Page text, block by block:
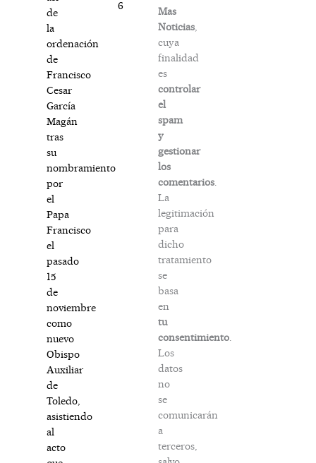
de
la
ordenación
de
Francisco
Cesar
García
Magán
tras
su
nombramiento
por
el
Papa
Francisco
el
pasado
15
de
noviembre
como
nuevo
Obispo
Auxiliar
de
Toledo,
asistiendo
al
acto
6
Mas
Noticias,
cuya
finalidad
es
controlar
el
spam
y
gestionar
los
comentarios.
La
legitimación
para
dicho
tratamiento
se
basa
en
tu
consentimiento.
Los
datos
no
se
comunicarán
a
terceros,